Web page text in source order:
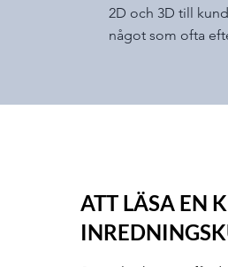
2D och 3D till
något som ofta
ATT LÄSA EN